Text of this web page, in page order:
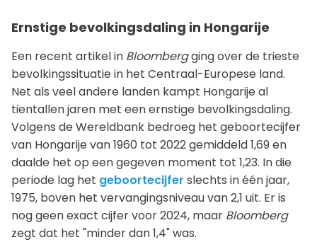
Ernstige bevolkingsdaling in Hongarije
Een recent artikel in Bloombergging over de trieste
bevolkingssituatie in het Centraal-Europese land.
Net als veel andere landen kampt Hongarije al
tientallen jaren met een ernstige bevolkingsdaling.
Volgens de Wereldbank bedroeg het geboortecijfer
van Hongarije van 1960 tot 2022 gemiddeld 1,69 en
daalde het op een gegeven moment tot 1,23. In die
periode lag het geboortecijfer slechts in één jaar,
1975, boven het vervangingsniveau van 2,1 uit. Er is
nog geen exact cijfer voor 2024, maar Bloomberg
zegt dat het "minder dan 1,4" was.